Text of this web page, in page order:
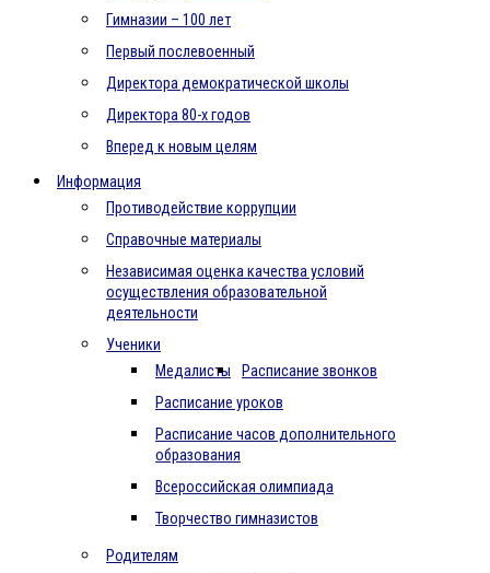
Гимназии – 100 лет
Первый послевоенный
Директора демократической школы
Директора 80-х годов
Вперед к новым целям
Информация
Противодействие коррупции
Справочные материалы
Независимая оценка качества условий
осуществления образовательной
деятельности
Ученики
Медалисты
Расписание звонков
Расписание уроков
Расписание часов дополнительного
образования
Всероссийская олимпиада
Творчество гимназистов
Родителям